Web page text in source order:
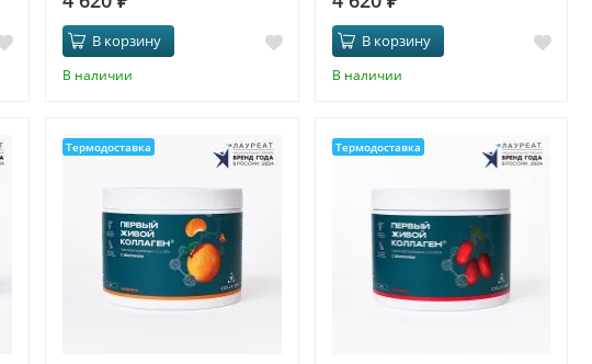
В корзину
В наличии
В корзину
В наличии
Термодоставка Термодоставка